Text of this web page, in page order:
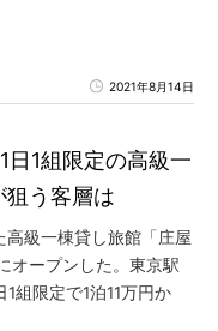
2021年8月14日
1組限定の高級一
う客層は
級一棟貸し旅館「庄屋
オープンした。東京駅
組限定で1泊11万円か